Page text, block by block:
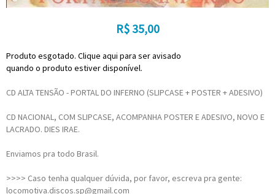
R$ 35,00
Produto esgotado. Clique aqui para ser avisado
quando o produto estiver disponível.
CD ALTA TENSÃO - PORTAL DO INFERNO (SLIPCASE + POSTER + ADESIVO)
CD NACIONAL, COM SLIPCASE, ACOMPANHA POSTER E ADESIVO, NOVO E
LACRADO. DIES IRAE.
Enviamos pra todo Brasil.
>>>> Caso tenha qualquer dúvida, por favor, escreva pra gente:
locomotiva.discos.sp@gmail.com